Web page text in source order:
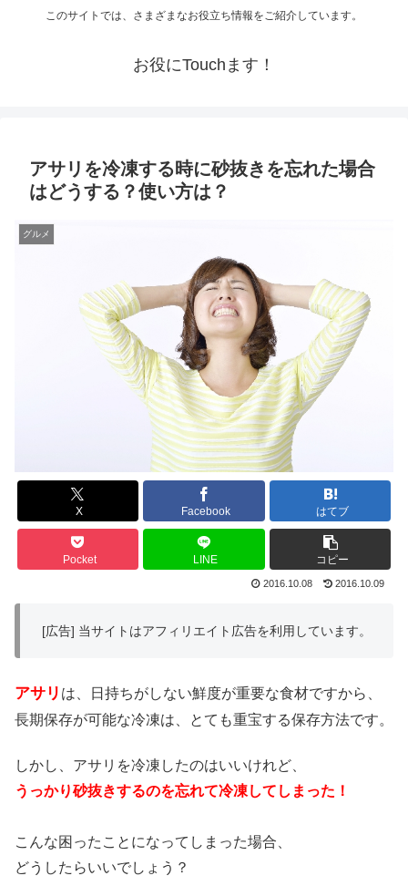
このサイトでは、さまざまなお役立ち情報をご紹介しています。
お役にTouchます！
アサリを冷凍する時に砂抜きを忘れた場合
はどうする？使い方は？
グルメ
X Facebook はてブ
Pocket LINE コピー
2016.10.08 2016.10.09
[広告] 当サイトはアフィリエイト広告を利用しています。
アサリ は、日持ちがしない鮮度が重要な食材ですから、
長期保存が可能な冷凍は、とても重宝する保存方法です。
しかし、アサリを冷凍したのはいいけれど、
うっかり砂抜きするのを忘れて冷凍してしまった！
こんな困ったことになってしまった場合、
どうしたらいいでしょう？